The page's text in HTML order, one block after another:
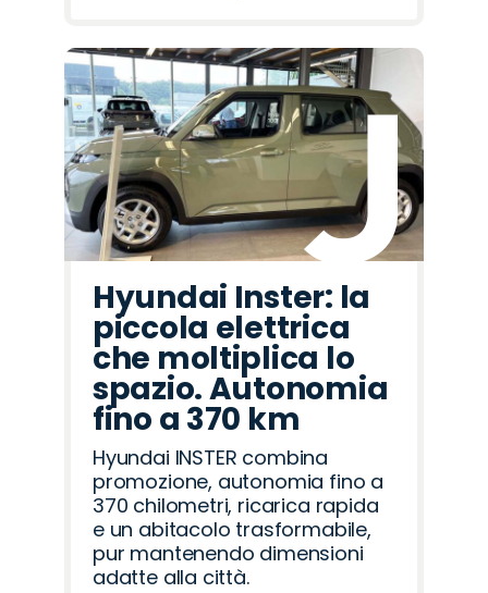
Hyundai Inster: la
piccola elettrica
che moltiplica lo
spazio. Autonomia
fino a 370 km
Hyundai INSTER combina
promozione, autonomia fino a
370 chilometri, ricarica rapida
e un abitacolo trasformabile,
pur mantenendo dimensioni
adatte alla città.